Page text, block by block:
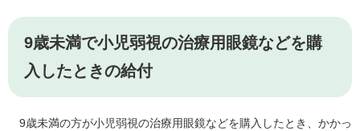
9歳未満で小児弱視の治療用眼鏡などを購
入したときの給付
9歳未満の方が小児弱視の治療用眼鏡などを購入したとき、かかっ